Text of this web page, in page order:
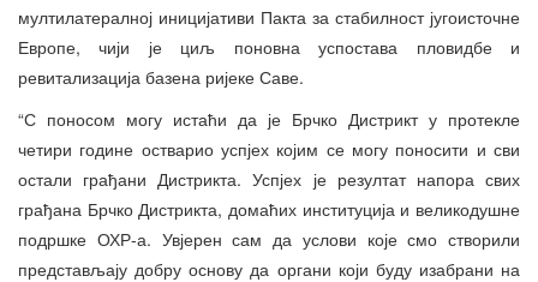
мултилатералној иницијативи Пакта за стабилност југоисточне
Европе, чији је циљ поновна успостава пловидбе и
ревитализација базена ријеке Саве.
“С поносом могу истаћи да је Брчко Дистрикт у протекле
четири године остварио успјех којим се могу поносити и сви
остали грађани Дистрикта. Успјех је резултат напора свих
грађана Брчко Дистрикта, домаћих институција и великодушне
подршке ОХР-а. Увјерен сам да услови које смо створили
представљају добру основу да органи који буду изабрани на